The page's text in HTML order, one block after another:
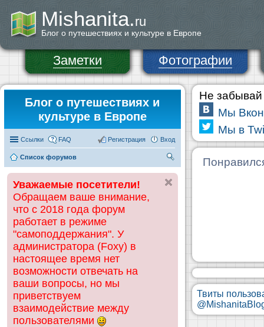
Mishanita.ru
Блог о путешествиях и культуре в Европе
Заметки Фотографии
Блог о путешествиях и
культуре в Европе
Ссылки FAQ Вход
Регистрация
Список форумов
ск
Уважаемые посетители!
Обращаем ваше внимание,
что с 2018 года форум
работает в режиме
"самоподдержания". У
администратора (Foxy) в
настоящее время нет
возможности отвечать на
ваши вопросы, но мы
приветствуем
взаимодействие между
пользователями
Не забывай
Мы
Мы в
Твиты